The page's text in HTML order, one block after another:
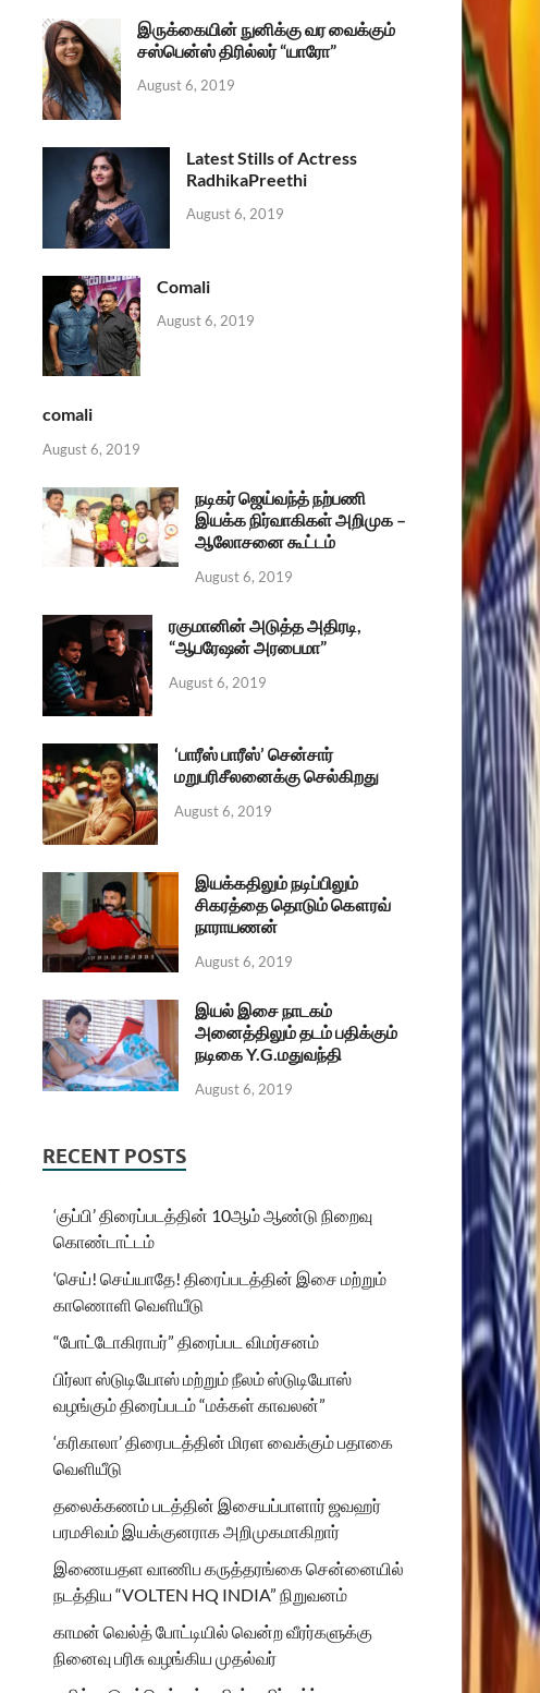
இருக்கையின் நுனிக்கு வர வைக்கும்
சஸ்பென்ஸ் திரில்லர் “யாரோ”
August 6, 2019
Latest Stills of Actress
RadhikaPreethi
August 6, 2019
Comali
August 6, 2019
comali
August 6, 2019
நடிகர் ஜெய்வந்த் நற்பணி
இயக்க நிர்வாகிகள் அறிமுக –
ஆலோசனை கூட்டம்
August 6, 2019
ரகுமானின் அடுத்த அதிரடி,
“ஆபரேஷன் அரபைமா”
August 6, 2019
‘பாரீஸ் பாரீஸ்’ சென்சார்
மறுபரிசீலனைக்கு செல்கிறது
August 6, 2019
இயக்கதிலும் நடிப்பிலும்
சிகரத்தை தொடும் கௌரவ்
நாராயணன்
August 6, 2019
இயல் இசை நாடகம்
அனைத்திலும் தடம் பதிக்கும்
நடிகை Y.G.மதுவந்தி
August 6, 2019
RECENT POSTS
‘குப்பி’ திரைப்படத்தின் 10ஆம் ஆண்டு நிறைவு
கொண்டாட்டம்
‘செய்! செய்யாதே! திரைப்படத்தின் இசை மற்றும்
காணொளி வெளியீடு
“போட்டோகிராபர்” திரைப்பட விமர்சனம்
பிர்லா ஸ்டுடியோஸ் மற்றும் நீலம் ஸ்டுடியோஸ்
வழங்கும் திரைப்படம் “மக்கள் காவலன்”
‘கரிகாலா’ திரைபடத்தின் மிரள வைக்கும் பதாகை
வெளியீடு
தலைக்கணம் படத்தின் இசையப்பாளார் ஜவஹர்
பரமசிவம் இயக்குனராக அறிமுகமாகிறார்
இணையதள வாணிப கருத்தரங்கை சென்னையில்
நடத்திய “VOLTEN HQ INDIA” நிறுவனம்
காமன் வெல்த் போட்டியில் வென்ற வீரர்களுக்கு
நினைவு பரிசு வழங்கிய முதல்வர்